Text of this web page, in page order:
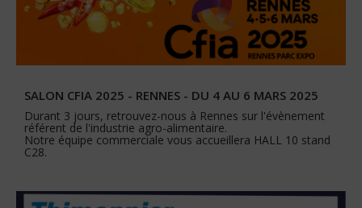
SALON CFIA 2025 - RENNES - DU 4 AU 6 MARS 2025
Durant 3 jours, retrouvez-nous à Rennes sur l'évènement
référent de l'industrie agro-alimentaire.
Notre équipe commerciale vous accueillera HALL 10 stand
C28.